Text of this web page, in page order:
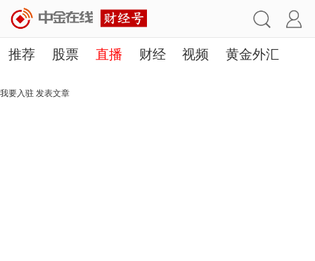
推荐 股票 直播 财经 视频 黄金外汇
理财 行业
我要入驻 发表文章